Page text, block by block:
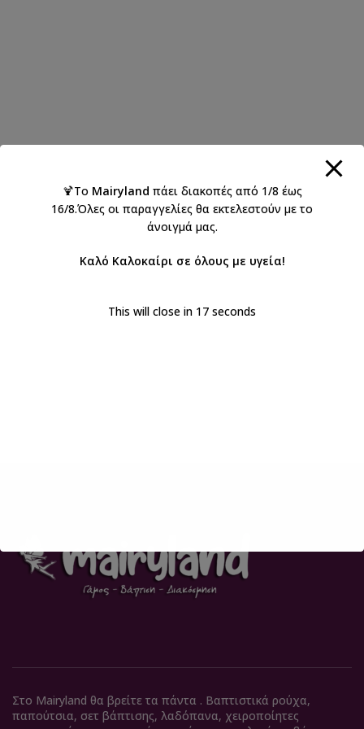
Στο Mairyland θα βρείτε τα πάντα . Βαπτιστικά ρούχα,
παπούτσια, σετ βάπτισης, λαδόπανα, χειροποίητες
🍹Το Mairyland πάει διακοπές από 1/8 έως
16/8.Όλες οι παραγγελίες θα εκτελεστούν με το
άνοιγμά μας.
Καλό Καλοκαίρι σε όλους με υγεία!
This will close in 17 seconds